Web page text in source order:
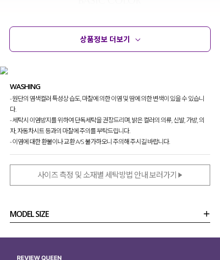
상품정보 더보기
WASHING
- 원단의 염색컬러 특성상 습도, 마찰에 의한 이염 및 땀에 의한 변색이 있을 수 있습니
다.
- 세탁시 이염방지를 위하여 단독세탁을 권장드리며, 밝은 컬러의 의류, 신발, 가방, 의
자, 자동차시트 등과의 마찰에 주의를 부탁드립니다.
- 이염에 대한 환불이나 교환 A/S 불가하오니 주의해 주시길 바랍니다.
사이즈 측정 및 소재별 세탁방법 안내 보러가기
MODEL SIZE